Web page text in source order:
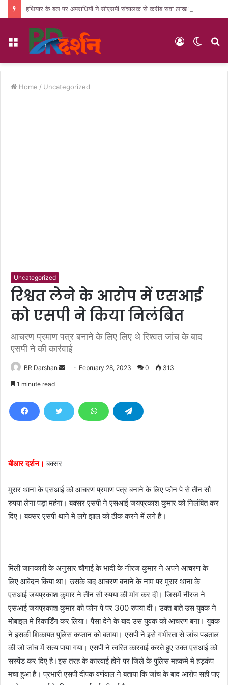
Menu
Switch
Log
Home / Uncategorized
Uncategorized
रिश्वत लेने के आरोप में एसआई
को एसपी ने किया निलंबित
आचरण प्रमाण पत्र बनाने के लिए लिए थे रिश्वत जांच के बाद
एसपी ने की कार्रवाई
BR Darshan
d
l
February 28, 2023 0 313
1 minute read
बीआर दर्शन। बक्सर
मुरार थाना के एसआई को आचरण प्रमाण पत्र बनाने के लिए फोन पे से तीन सौ
रुपया लेना पड़ा महंगा। बक्सर एसपी ने एसआई जयप्रकाश कुमार को निलंबित कर
दिए। बक्सर एसपी थाने मे लगे झाल को ठीक करने में लगे हैं।
मिली जानकारी के अनुसार चौगाई के भादी के नीरज कुमार ने अपने आचरण के
लिए आवेदन किया था। उसके बाद आचरण बनाने के नाम पर मुरार थाना के
एसआई जयप्रकाश कुमार ने तीन सौ रुपया की मांग कर दी। जिसमें नीरज ने
एसआई जयप्रकाश कुमार को फोन पे पर 300 रुपया दी। उक्त बाते उस युवक ने
मोबाइल मे रिकार्डिंग कर लिया। पैसा देने के बाद उस युवक को आचरण बना। युवक
ने इसकी शिकायत पुलिस कप्तान को बताया। एसपी ने इसे गंभीरता से जांच पड़ताल
की जो जांच में सत्य पाया गया। एसपी ने त्वरित कारवाई करते हुए उक्त एसआई को
सस्पेंड कर दिए है।इस तरह के कारवाई होने पर जिले के पुलिस महकमे मे हड़कंप
मचा हुआ है। प्रभारी एसपी दीपक वर्णवाल ने बताया कि जांच के बाद आरोप सही पाए